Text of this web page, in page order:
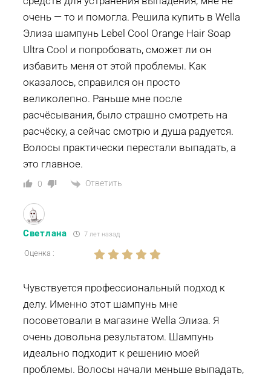
очень — то и помогла. Решила купить в Wella
Элиза шампунь Lebel Cool Orange Hair Soap
Ultra Cool и попробовать, сможет ли он
избавить меня от этой проблемы. Как
оказалось, справился он просто
великолепно. Раньше мне после
расчёсывания, было страшно смотреть на
расчёску, а сейчас смотрю и душа радуется.
Волосы практически перестали выпадать, а
это главное.
0 Ответить
Светлана 7 лет назад
Оценка :
Чувствуется профессиональный подход к
делу. Именно этот шампунь мне
посоветовали в магазине Wella Элиза. Я
очень довольна результатом. Шампунь
идеально подходит к решению моей
проблемы. Волосы начали меньше выпадать,